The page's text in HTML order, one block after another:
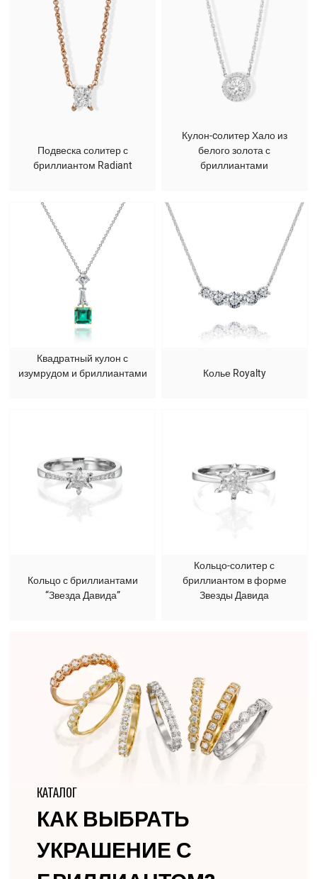
Подвеска солитер с
бриллиантом Radiant
Кулон-cолитер Хало из
белого золота с
бриллиантами
Квадратный кулон с
изумрудом и бриллиантами
Колье Royalty
Кольцо с бриллиантами
“Звезда Давида”
Кольцо-солитер с
бриллиантом в форме
Звезды Давида
КАТАЛОГ
КАК ВЫБРАТЬ
УКРАШЕНИЕ С